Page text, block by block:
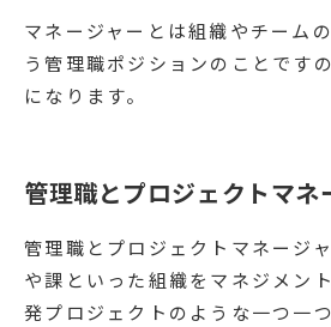
マネージャーとは組織やチーム
う管理職ポジションのことです
になります。
管理職とプロジェクトマネ
管理職とプロジェクトマネージ
や課といった組織をマネジメン
発プロジェクトのような一つ一